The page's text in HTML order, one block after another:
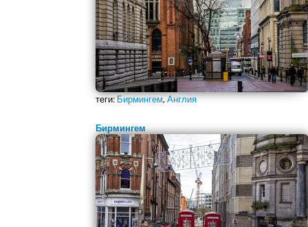
теги:Бирмингем,Англия
Бирмингем